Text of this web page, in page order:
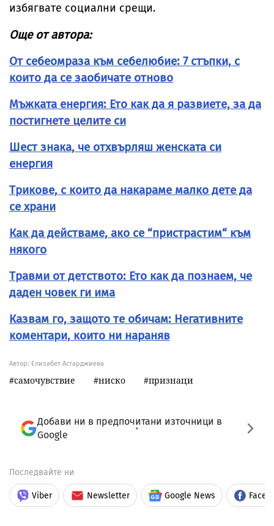
избягвате социални срещи.
Още от автора:
От себеомраза към себелюбие: 7 стъпки, с
които да се заобичате отново
Мъжката енергия: Ето как да я развиете, за да
постигнете целите си
Шест знака, че отхвърляш женската си
енергия
Трикове, с които да накараме малко дете да
се храни
Как да действаме, ако се “пристрастим“ към
някого
Травми от детството: Ето как да познаем, че
даден човек ги има
Казвам го, защото те обичам: Негативните
коментари, които ни нараняв
Автор: Елизабет Астарджиева
самочувствие ниско признаци
Добави ни в предпочитани източници в
Google
Последвайте ни
Viber Newsletter Google News